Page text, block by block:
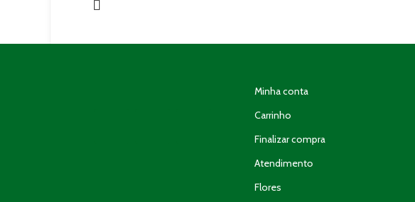
Minha conta
Carrinho
Finalizar compra
Atendimento
Flores